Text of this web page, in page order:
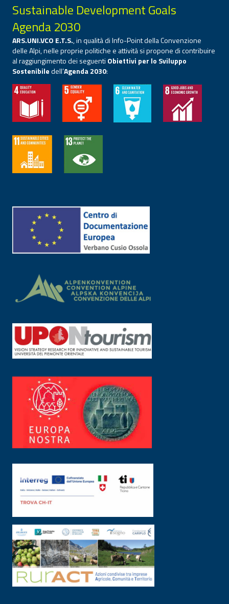
Sustainable Development Goals
Agenda 2030
ARS.UNI.VCO E.T.S., in qualità di Info-Point della Convenzione
delle Alpi, nelle proprie politiche e attività si propone di contribuire
al raggiungimento dei seguenti Obiettivi per lo Sviluppo
Sostenibiledell’Agenda 2030: